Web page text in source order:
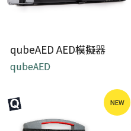
SKILLQUBE 附圖形顯示
qubeAED AED模擬器
qubeAED
NEW